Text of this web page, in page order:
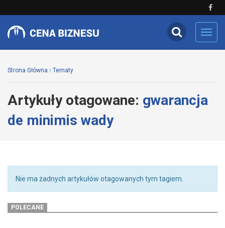
Strona Główna Tematy
Artykuły otagowane: gwarancja
de minimis wady
Nie ma żadnych artykułów otagowanych tym tagiem.
POLECANE